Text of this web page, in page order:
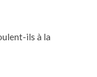
ils à la